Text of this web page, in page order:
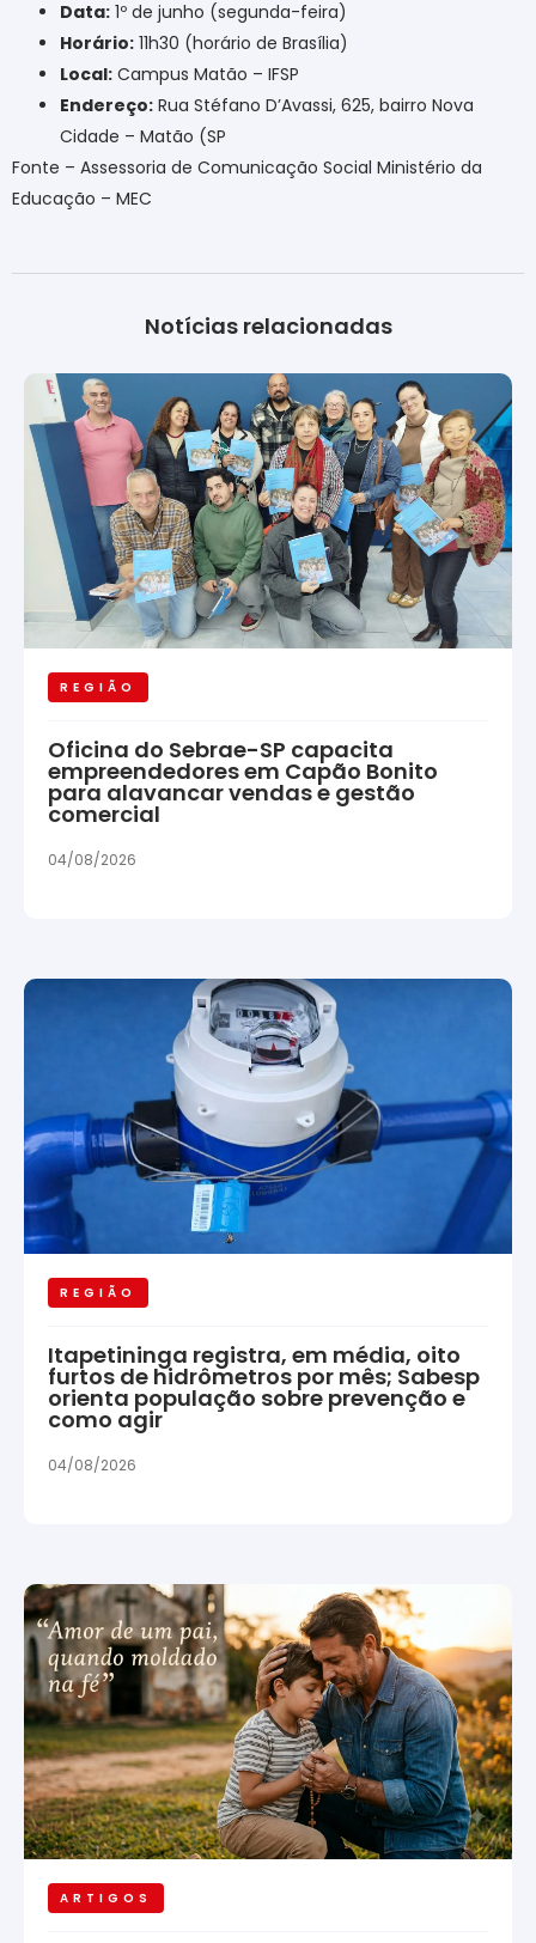
Data: 1º de junho (segunda-feira)
Horário: 11h30 (horário de Brasília)
Local: Campus Matão – IFSP
Endereço: Rua Stéfano D’Avassi, 625, bairro Nova
Cidade – Matão (SP
Fonte – Assessoria de Comunicação Social Ministério da
Educação – MEC
Notícias relacionadas
REGIÃO
Oficina do Sebrae-SP capacita
empreendedores em Capão Bonito
para alavancar vendas e gestão
comercial
04/08/2026
REGIÃO
Itapetininga registra, em média, oito
furtos de hidrômetros por mês; Sabesp
orienta população sobre prevenção e
como agir
04/08/2026
ARTIGOS